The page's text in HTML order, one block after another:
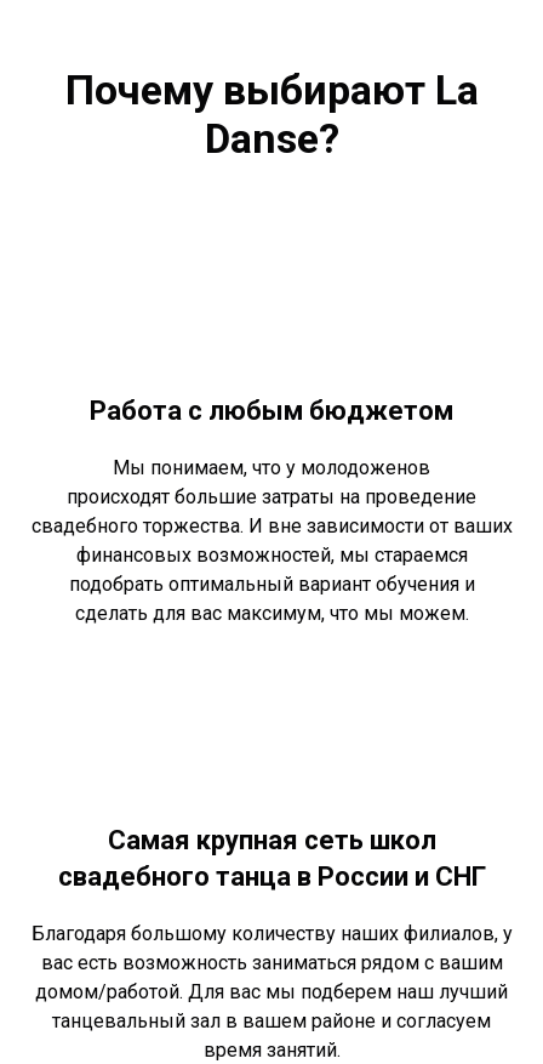
Почему выбирают La
Danse?
Работа с любым бюджетом
Мы понимаем, что у молодоженов
происходят большие затраты на проведение
свадебного торжества. И вне зависимости от ваших
финансовых возможностей, мы стараемся
подобрать оптимальный вариант обучения и
сделать для вас максимум, что мы можем.
Самая крупная сеть школ
свадебного танца в России и СНГ
Благодаря большому количеству наших филиалов, у
вас есть возможность заниматься рядом с вашим
домом/работой. Для вас мы подберем наш лучший
танцевальный зал в вашем районе и согласуем
время занятий.